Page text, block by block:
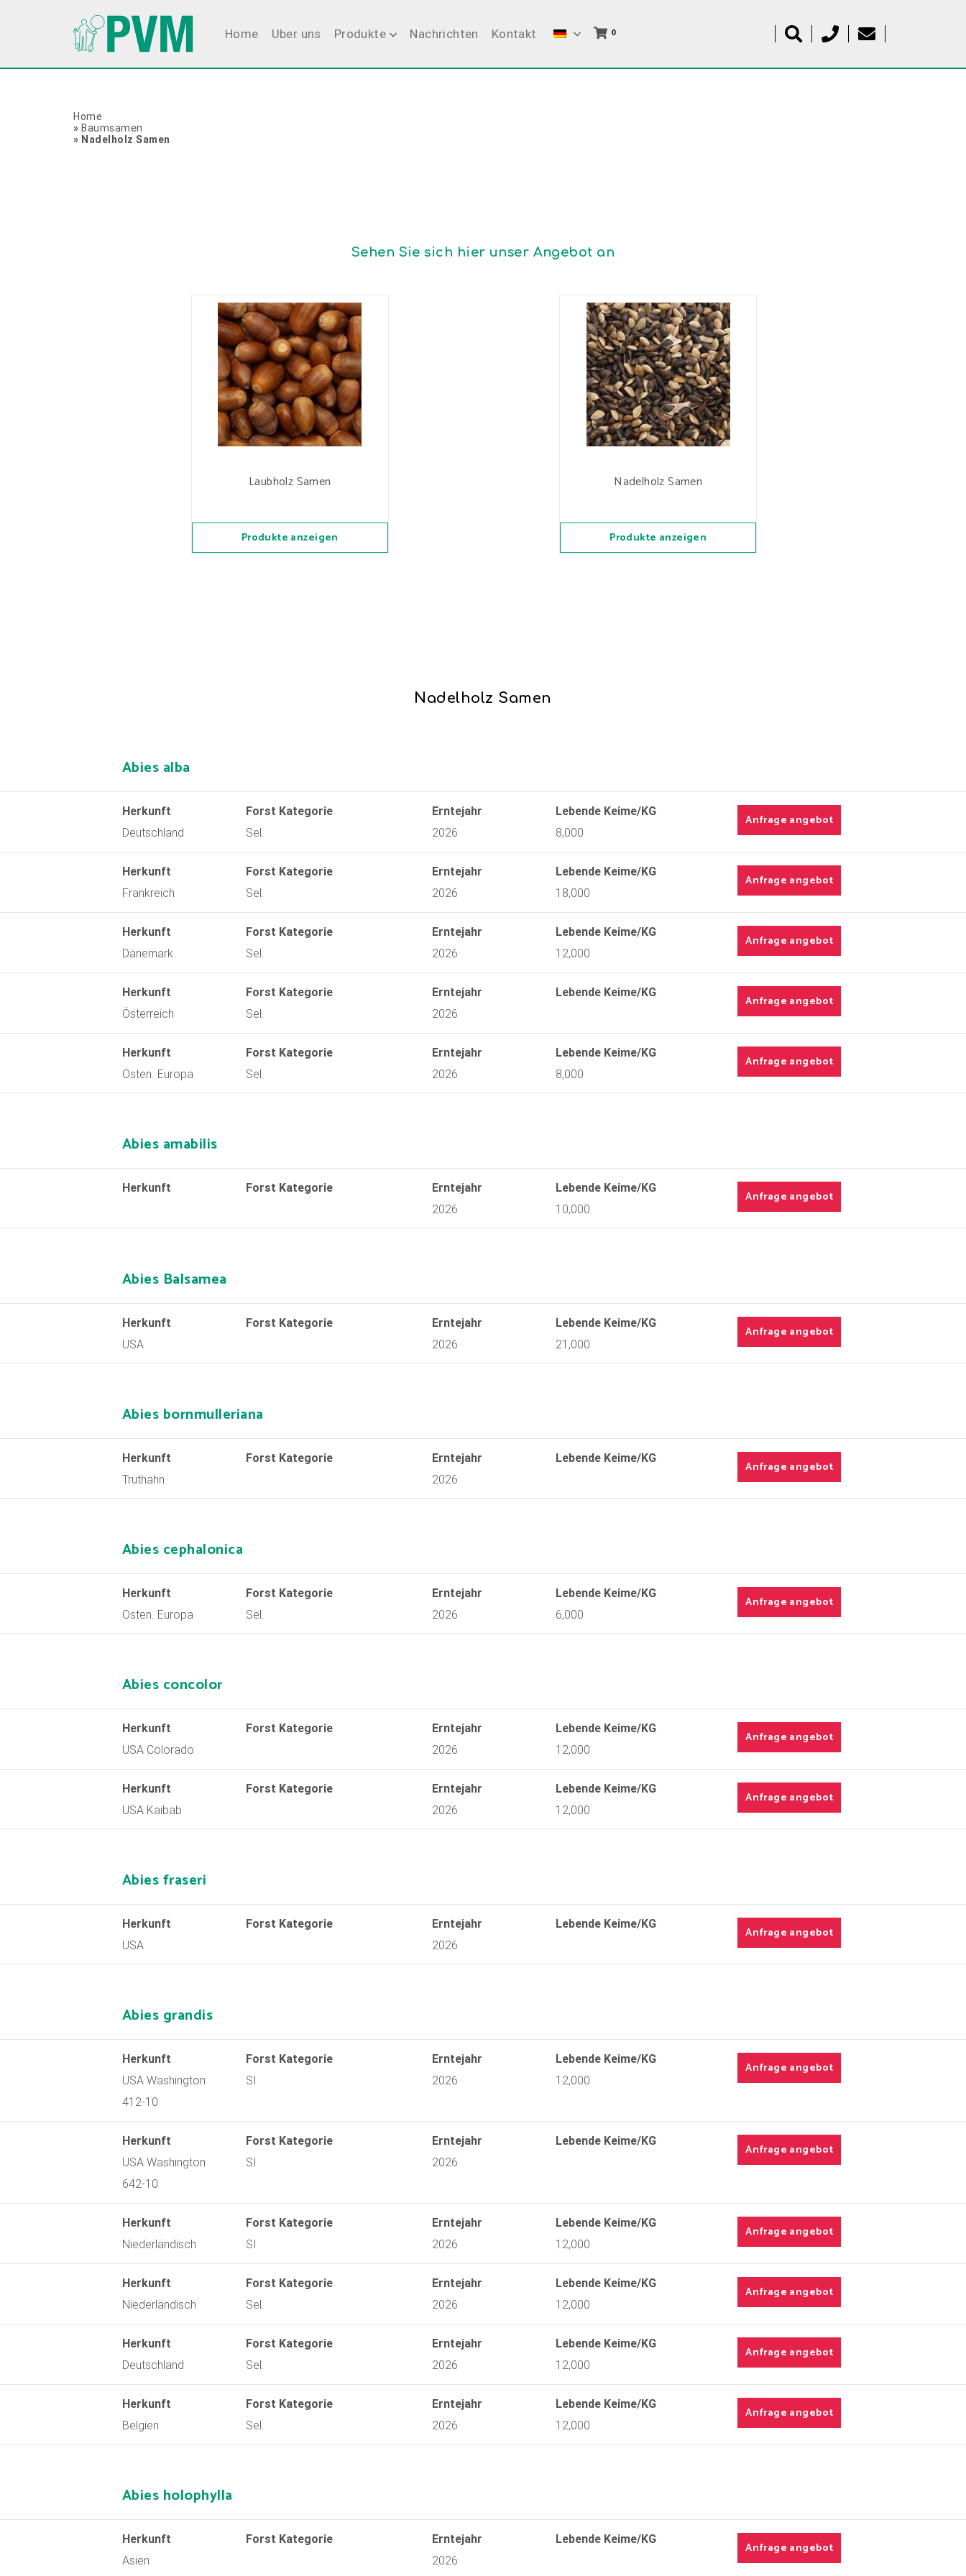
Home Uber uns Produkte Nachrichten Kontakt 0
Home
» Baumsamen
» Nadelholz Samen
Sehen Sie sich hier unser Angebot an
Laubholz Samen
Produkte anzeigen
Nadelholz Samen
Produkte anzeigen
Nadelholz Samen
Abies alba
Herkunft
Deutschland
Forst Kategorie
Sel.
Erntejahr
2026
Lebende Keime/KG
8,000
Anfrage angebot
Herkunft
Frankreich
Forst Kategorie
Sel.
Erntejahr
2026
Lebende Keime/KG
18,000
Anfrage angebot
Herkunft
Dänemark
Forst Kategorie
Sel.
Erntejahr
2026
Lebende Keime/KG
12,000
Anfrage angebot
Herkunft
Österreich
Forst Kategorie
Sel.
Erntejahr
2026
Lebende Keime/KG
Anfrage angebot
Herkunft
Osten. Europa
Forst Kategorie
Sel.
Erntejahr
2026
Lebende Keime/KG
8,000
Anfrage angebot
Abies amabilis
Herkunft Forst Kategorie
Erntejahr
2026
Lebende Keime/KG
10,000
Anfrage angebot
Abies Balsamea
Herkunft
USA
Forst Kategorie
Erntejahr
2026
Lebende Keime/KG
21,000
Anfrage angebot
Abies bornmulleriana
Herkunft
Truthahn
Forst Kategorie
Erntejahr
2026
Lebende Keime/KG
Anfrage angebot
Abies cephalonica
Herkunft
Osten. Europa
Forst Kategorie
Sel.
Erntejahr
2026
Lebende Keime/KG
6,000
Anfrage angebot
Abies concolor
Herkunft
USA Colorado
Forst Kategorie
Erntejahr
2026
Lebende Keime/KG
12,000
Anfrage angebot
Herkunft
USA Kaibab
Forst Kategorie
Erntejahr
2026
Lebende Keime/KG
12,000
Anfrage angebot
Abies fraseri
Herkunft
USA
Forst Kategorie
Erntejahr
2026
Lebende Keime/KG
Anfrage angebot
Abies grandis
Herkunft
USA Washington
412-10
Forst Kategorie
SI
Erntejahr
2026
Lebende Keime/KG
12,000
Anfrage angebot
Herkunft
USA Washington
642-10
Forst Kategorie
SI
Erntejahr
2026
Lebende Keime/KG
Anfrage angebot
Herkunft
Niederländisch
Forst Kategorie
SI
Erntejahr
2026
Lebende Keime/KG
12,000
Anfrage angebot
Herkunft
Niederländisch
Forst Kategorie
Sel.
Erntejahr
2026
Lebende Keime/KG
12,000
Anfrage angebot
Herkunft
Deutschland
Forst Kategorie
Sel.
Erntejahr
2026
Lebende Keime/KG
12,000
Anfrage angebot
Herkunft
Belgien
Forst Kategorie
Sel.
Erntejahr
2026
Lebende Keime/KG
12,000
Anfrage angebot
Abies holophylla
Herkunft
Asien
Forst Kategorie
Erntejahr
2026
Lebende Keime/KG
Anfrage angebot